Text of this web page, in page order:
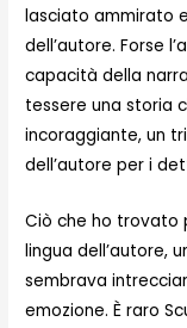
lasciato ammirato
dell’autore. Forse
capacità della
tessere una storia
incoraggiante, un
dell’autore per i
Ciò che ho trovato
lingua dell’autore,
sembrava
emozione. È raro